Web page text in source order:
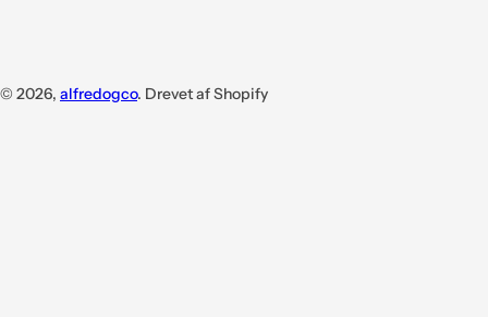
© 2026, alfredogco. Drevet af Shopify